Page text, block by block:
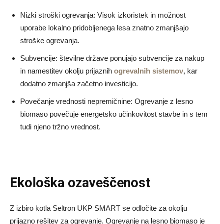
Nizki stroški ogrevanja: Visok izkoristek in možnost
uporabe lokalno pridobljenega lesa znatno zmanjšajo
stroške ogrevanja.
Subvencije: številne države ponujajo subvencije za nakup
in namestitev okolju prijaznih ogrevalnih sistemov, kar
dodatno zmanjša začetno investicijo.
Povečanje vrednosti nepremičnine: Ogrevanje z lesno
biomaso povečuje energetsko učinkovitost stavbe in s tem
tudi njeno tržno vrednost.
Ekološka ozaveščenost
Z izbiro kotla Seltron UKP SMART se odločite za okolju
prijazno rešitev za ogrevanje. Ogrevanje na lesno biomaso je